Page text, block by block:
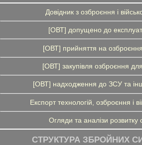
Довідник з озброєння і
[ОВТ] допущено до
[ОВТ] прийняття на
[ОВТ] закупівля озброєння
[ОВТ] надходження до ЗСУ та
Експорт технологій, озброєння і
Огляди та аналізи розвитку
СТРУКТУРА ЗБРОЙНИХ